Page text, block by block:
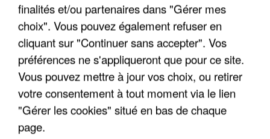
APRÈS TOUTES CES CANICULES, LES REFUGES
DE FAUNE SAUVAGE SONT...
finalités et/ou partenaires dans "Gérer mes
choix". Vous pouvez également refuser en
cliquant sur "Continuer sans accepter". Vos
préférences ne s'appliqueront que pour ce site.
Vous pouvez mettre à jour vos choix, ou retirer
votre consentement à tout moment via le lien
"Gérer les cookies" situé en bas de chaque
page.